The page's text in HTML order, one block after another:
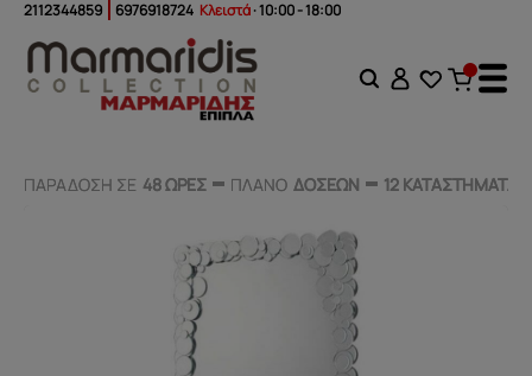
2112344859 6976918724 Κλειστά· 10:00 - 18:00
ΠΑΡΑΔΟΣΗ ΣΕ 48 ΩΡΕΣ ΠΛΑΝΟ ΔΟΣΕΩΝ 12 ΚΑΤΑΣΤΗΜΑΤΑ
ΠΑΡΑΔΟΣΗ ΣΕ 48 ΩΡΕΣ ΠΛΑΝΟ ΔΟΣΕΩΝ 12 ΚΑΤΑΣΤΗΜΑΤΑ